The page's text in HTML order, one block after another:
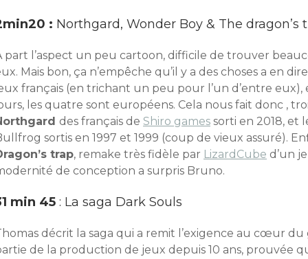
: Northgard, Wonder Boy & The dragon’s
part l’aspect un peu cartoon, difficile de trouver
Mais bon, ça n’empêche qu’il y a des choses a en
français (en trichant un peu pour l’un d’entre
les quatre sont européens. Cela nous fait donc ,
des français de Shiro games sorti en 2018, et
sortis en 1997 et 1999 (coup de vieux assuré).
trap, remake très fidèle par LizardCube d’un
de conception a surpris Bruno.
min 45 : La saga Dark Souls
décrit la saga qui a remit l’exigence au cœur
de la production de jeux depuis 10 ans, prouvée